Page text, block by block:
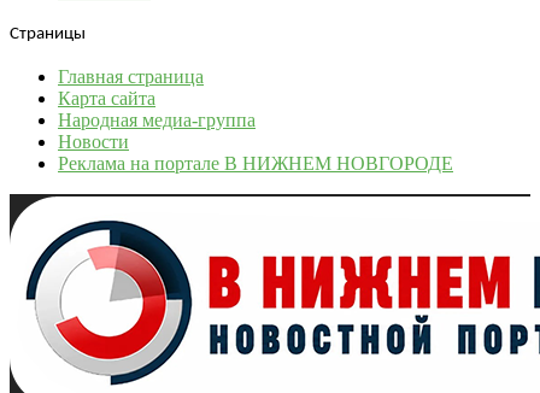
Страницы
Главная страница
Карта сайта
Народная медиа-группа
Новости
Реклама на портале В НИЖНЕМ НОВГОРОДЕ